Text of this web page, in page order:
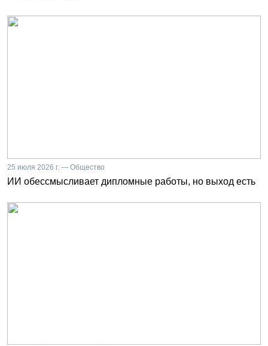
25 июля 2026 г. — Общество
ИИ обессмысливает дипломные работы, но выход есть